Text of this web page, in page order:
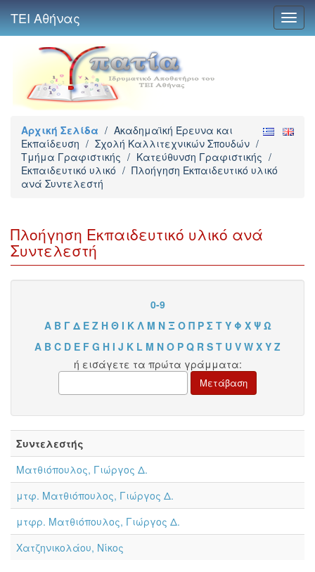
ΤΕΙ Αθήνας
Αρχική Σελίδα / Ακαδημαϊκή Έρευνα και
Εκπαίδευση / Σχολή Καλλιτεχνικών Σπουδών /
Τμήμα Γραφιστικής / Κατεύθυνση Γραφιστικής /
Εκπαιδευτικό υλικό / Πλοήγηση Εκπαιδευτικό υλικό
ανά Συντελεστή
Πλοήγηση Εκπαιδευτικό υλικό ανά
Συντελεστή
0-9
Α Β Γ Δ Ε Ζ Η Θ Ι Κ Λ Μ Ν Ξ Ο Π Ρ Σ Τ Υ Φ Χ Ψ Ω
A B C D E F G H I J K L M N O P Q R S T U V W X Y Z
ή εισάγετε τα πρώτα γράμματα:
Συντελεστής
Ματθιόπουλος, Γιώργος Δ.
μτφ. Ματθιόπουλος, Γιώργος Δ.
μτφρ. Ματθιόπουλος, Γιώργος Δ.
Χατζηνικολάου, Νίκος